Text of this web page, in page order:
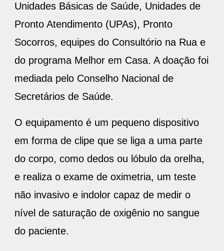
Unidades Básicas de Saúde, Unidades de
Pronto Atendimento (UPAs), Pronto
Socorros, equipes do Consultório na Rua e
do programa Melhor em Casa. A doação foi
mediada pelo Conselho Nacional de
Secretários de Saúde.
O equipamento é um pequeno dispositivo
em forma de clipe que se liga a uma parte
do corpo, como dedos ou lóbulo da orelha,
e realiza o exame de oximetria, um teste
não invasivo e indolor capaz de medir o
nível de saturação de oxigênio no sangue
do paciente.